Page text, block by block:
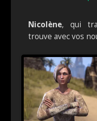
Nicolène, qui
trouve avec vos